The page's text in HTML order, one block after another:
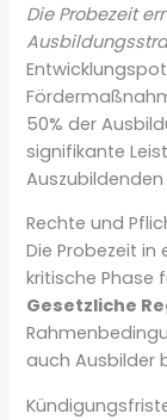
Die Probezeit
50% der
signifikante
Rechte und
Die Probezeit
kritische Phase
Gesetzliche
auch Ausbilder